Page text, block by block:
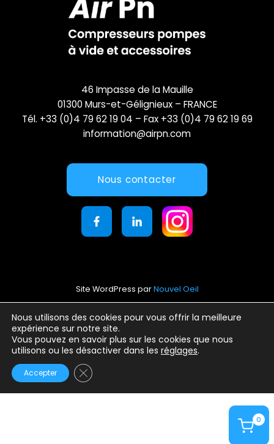
0
Nous utilisons des cookies pour vous offrir la meilleure
expérience sur notre site.
Vous pouvez en savoir plus sur les cookies que nous
utilisons ou les désactiver dans les réglages.
Accepter Fermer la bannière des cookies GDPR
46 Impasse de la Mauille
01300 Murs-et-Gélignieux – FRANCE
Tél. +33 (0)4 79 62 19 04 – Fax +33 (0)4 79 62 19 69
information@airpn.com
Nous contacter
Site WordPress parNouvel Oeil
Mentions légales
Conditions générales d’utilisation
Politique de confidentialité